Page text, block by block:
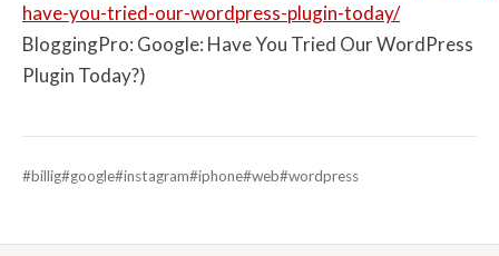
have-you-tried-our-wordpress-plugin-today/
BloggingPro: Google: Have You Tried Our WordPress
Plugin Today?)
#billig#google#instagram#iphone#web#wordpress